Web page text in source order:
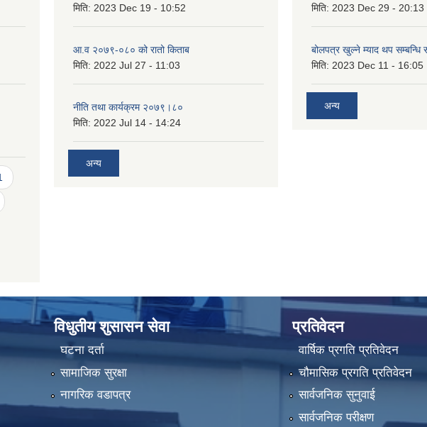
मिति: 2023 Dec 19 - 10:52
आ.व २०७९-०८० को रातो किताब
मिति: 2022 Jul 27 - 11:03
नीति तथा कार्यक्रम २०७९।८०
मिति: 2022 Jul 14 - 14:24
अन्य
मिति: 2023 Dec 29 - 20:13
बोलपत्र खुल्ने म्याद थप सम्बन्धि
मिति: 2023 Dec 11 - 16:05
अन्य
विधुतीय शुसासन सेवा
घटना दर्ता
सामाजिक सुरक्षा
नागरिक वडापत्र
प्रतिवेदन
वार्षिक प्रगति प्रतिवेदन
चौमासिक प्रगति प्रतिवेदन
सार्वजनिक सुनुवाई
सार्वजनिक परीक्षण